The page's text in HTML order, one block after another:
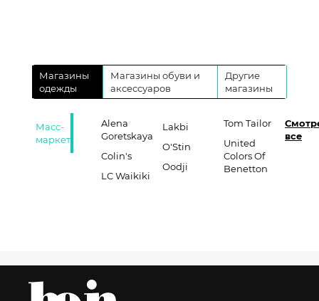
Магазины
одежды
Магазины обуви и
аксессуаров
Другие
магазины
Масс-
маркет
Alena
Goretskaya
Colin's
LC Waikiki
Lakbi
O'Stin
Oodji
Tom Tailor
United
Colors Of
Benetton
все